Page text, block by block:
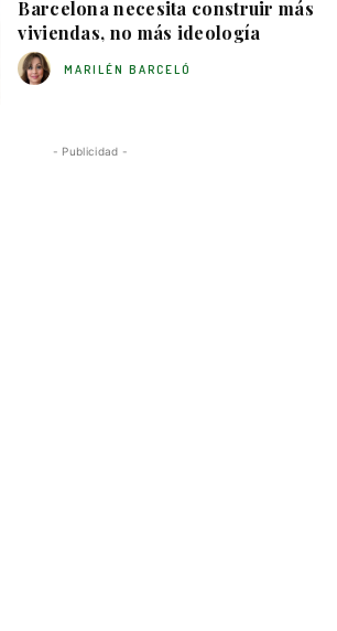
Barcelona necesita construir más
viviendas, no más ideología
MARILÉN BARCELÓ
- Publicidad -